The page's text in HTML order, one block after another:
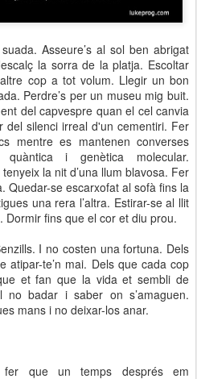
Asseure’s al sol ben abrigat
la sorra de la platja. Escoltar
cop a tot volum. Llegir un bon
Perdre’s per un museu mig buit.
del capvespre quan el cel canvia
del silenci irreal d'un cementiri. Fer
mentre es mantenen converses
quàntica i genètica molecular.
la nit d’una llum blavosa. Fer
Quedar-se escarxofat al sofà fins la
una rera l’altra. Estirar-se al llit
Dormir fins que el cor et diu prou.
I no costen una fortuna. Dels
atipar-te’n mai. Dels que cada cop
et fan que la vida et sembli de
no badar i saber on s’amaguen.
mans i no deixar-los anar.
fer que un temps després em